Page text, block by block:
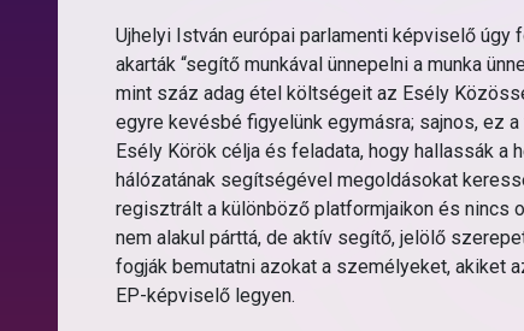
Ujhelyi István európai parlamenti képviselő
akarták “segítő munkával ünnepelni a munka
mint száz adag étel költségeit az Esély
egyre kevésbé figyelünk egymásra; sajnos, ez
Esély Körök célja és feladata, hogy hallassák
hálózatának segítségével megoldásokat
regisztrált a különböző platformjaikon és nincs
nem alakul párttá, de aktív segítő, jelölő
fogják bemutatni azokat a személyeket, akiket
EP-képviselő legyen.